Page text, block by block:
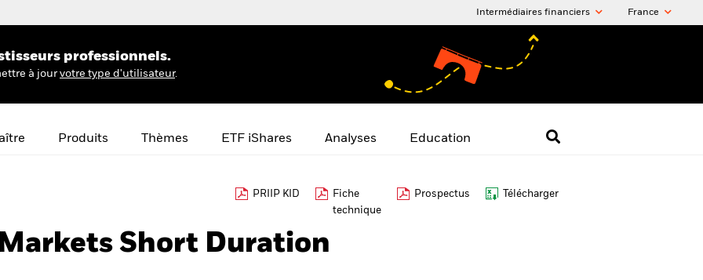
Intermédiaires financiers France
professionnels.
à jour votre type d'utilisateur.
Produits Thèmes ETF iShares Analyses Education
PRIIP KID
Fiche
technique
Prospectus Télécharger
Short Duration